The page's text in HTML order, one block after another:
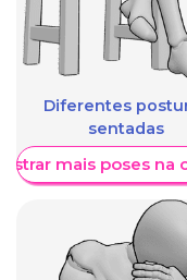
Diferentes
sentadas
mais poses na